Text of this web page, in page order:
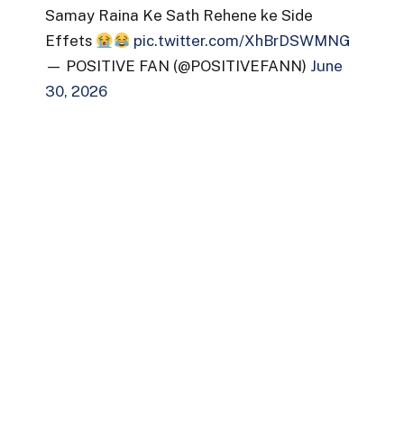
Samay Raina Ke Sath Rehene ke Side
Effets
pic.twitter.com/XhBrDSWMNG
— POSITIVE FAN (@POSITIVEFANN) June
30, 2026